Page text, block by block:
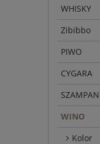
WHISKY
Zibibbo
PIWO
CYGARA
SZAMPAN
WINO
Kolor